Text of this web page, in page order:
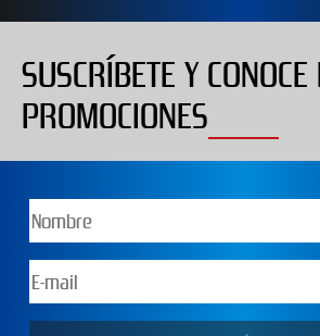
SUSCRÍBETE Y
PROMOCIONES